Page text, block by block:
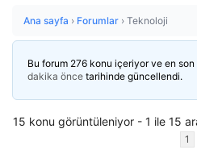
Ana sayfa › Forumlar › Teknoloji
Bu forum 276 konu içeriyor ve en son
dakika önce tarihinde güncellendi.
15 konu görüntüleniyor - 1 ile 15
1